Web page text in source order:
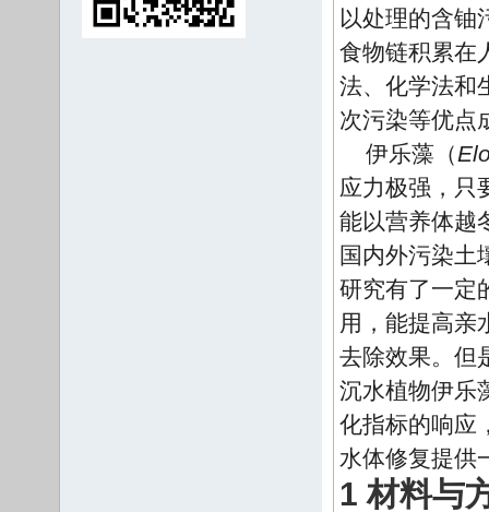
以处理的含铀
食物链积累在
法、化学法和
次污染等优点
伊乐藻（
应力极强，只
能以营养体越
国内外污染土
研究有了一定
用，能提高亲
去除效果。但
沉水植物伊乐
化指标的响应
水体修复提供
1 材料与